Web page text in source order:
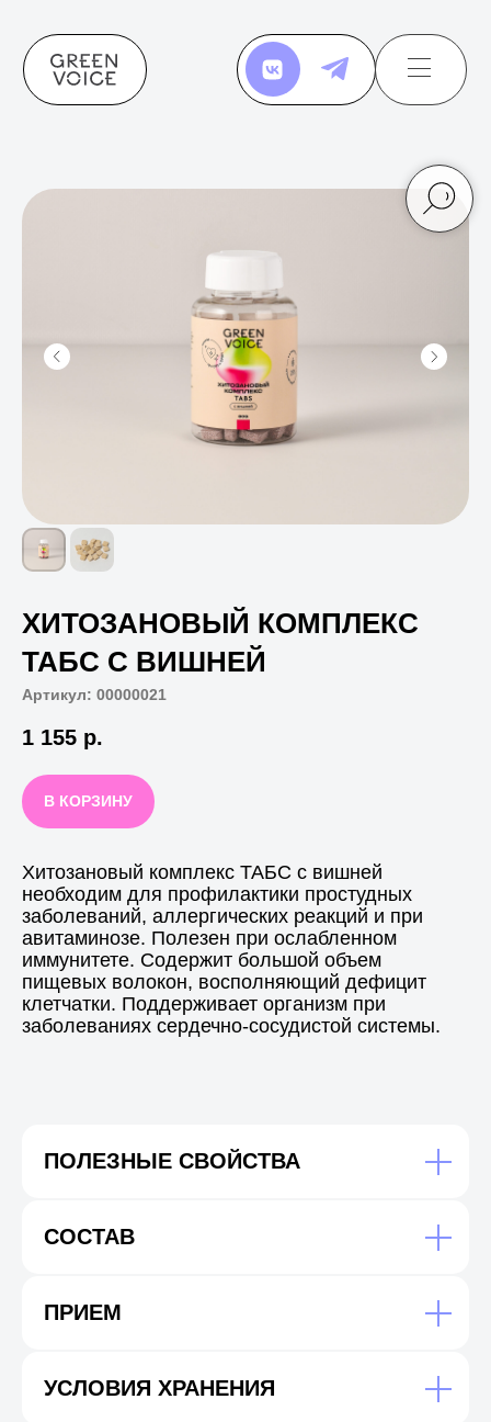
ХИТОЗАНОВЫЙ КОМПЛЕКС
ТАБС С ВИШНЕЙ
Артикул: 00000021
1 155 р.
В КОРЗИНУ
Хитозановый комплекс ТАБС с вишней
необходим для профилактики простудных
заболеваний, аллергических реакций и при
авитаминозе. Полезен при ослабленном
иммунитете. Содержит большой объем
пищевых волокон, восполняющий дефицит
клетчатки. Поддерживает организм при
заболеваниях сердечно-сосудистой системы.
ПОЛЕЗНЫЕ СВОЙСТВА
СОСТАВ
ПРИЕМ
УСЛОВИЯ ХРАНЕНИЯ
8 995 780-80-28
SHOP@GREENVOICE.CLUB
10:00-18:00